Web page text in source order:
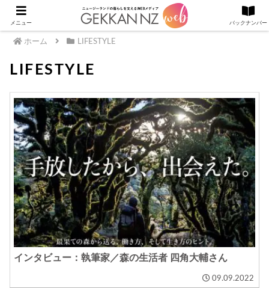
ホーム LIFESTYLE
LIFESTYLE
インタビュー：執筆家／森の生活者 四角大輔さん
09.09.2022
メニュー バックナンバー